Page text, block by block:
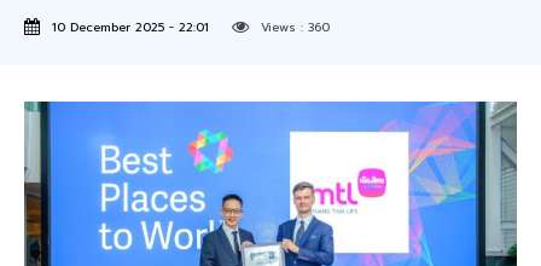
10 December 2025 - 22:01 Views : 360